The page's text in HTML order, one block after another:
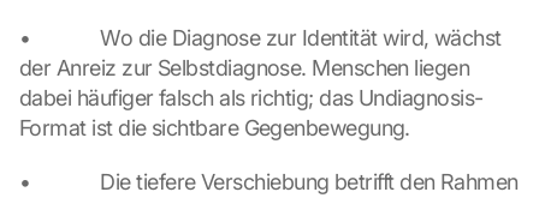
•             Wo die Diagnose zur Identität wird, wächst
der Anreiz zur Selbstdiagnose. Menschen liegen
dabei häufiger falsch als richtig; das Undiagnosis-
Format ist die sichtbare Gegenbewegung.
•             Die tiefere Verschiebung betrifft den Rahmen
s
.
D
a
t
w